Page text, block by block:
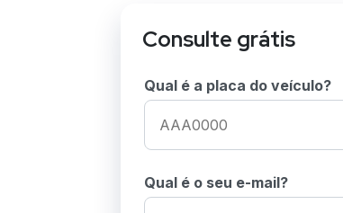
Consulte grátis
Qual é a placa do veículo?
Qual é o seu e-mail?